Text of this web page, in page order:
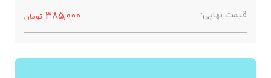
قیمت نهایی: 385,000 تومان